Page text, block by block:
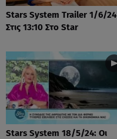
Stars System Trailer 1/6/24
Στις 13:10 Στο Star
Stars System 18/5/24: Οι